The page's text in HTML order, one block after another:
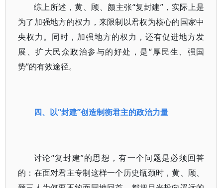
综上所述，黄、顾、颜主张“复封建”，实际上是
为了加强地方的权力，来限制以君权为核心的国家中
央权力。同时，加强地方的权力，还有促进地方发
展、扩大民众政治参与的好处，是“厚民生、强国
势”的有效途径。
四、以“封建”创造制衡君主的政治力量
讨论“复封建”的思想，有一个问题是必须回答
的：在面对君主专制这样一个历史瓶颈时，黄、顾、